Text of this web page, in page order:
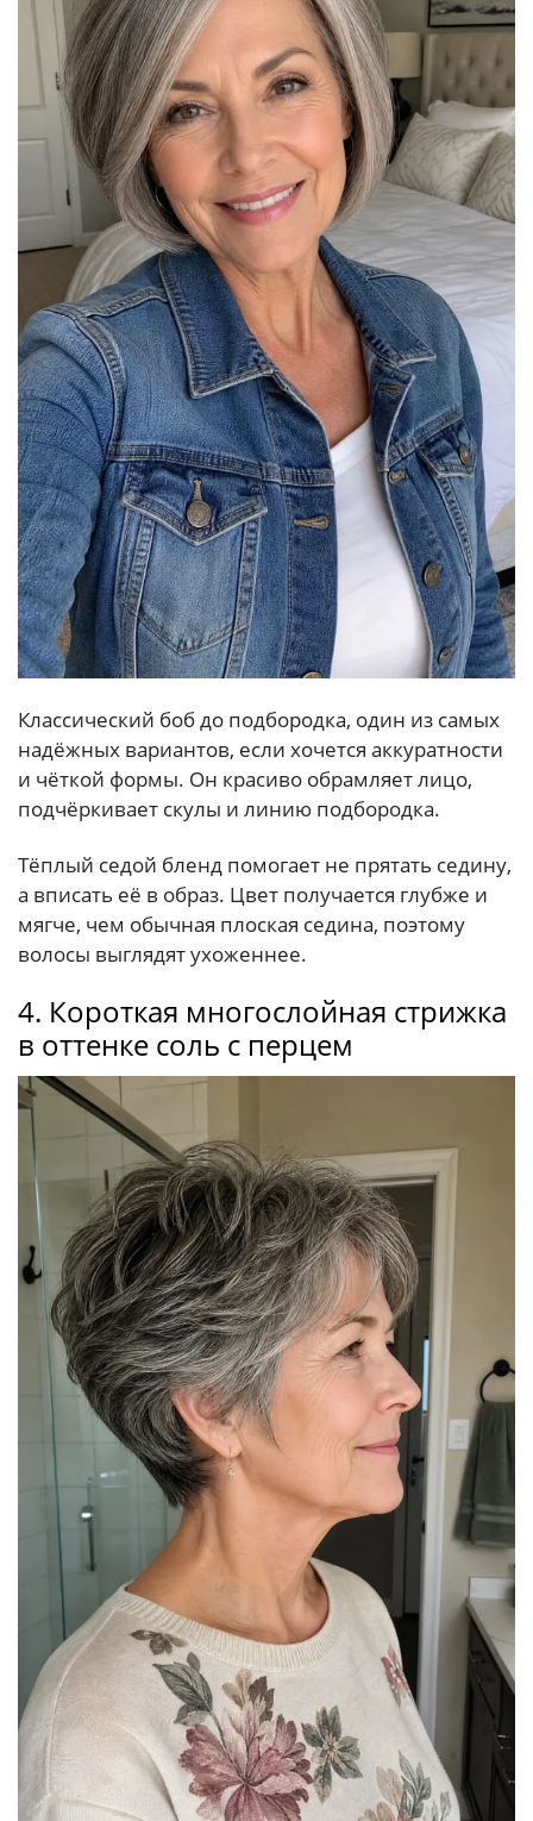
Классический боб до подбородка, один из самых
надёжных вариантов, если хочется аккуратности
и чёткой формы. Он красиво обрамляет лицо,
подчёркивает скулы и линию подбородка.
Тёплый седой бленд помогает не прятать седину,
а вписать её в образ. Цвет получается глубже и
мягче, чем обычная плоская седина, поэтому
волосы выглядят ухоженнее.
4. Короткая многослойная стрижка
в оттенке соль с перцем